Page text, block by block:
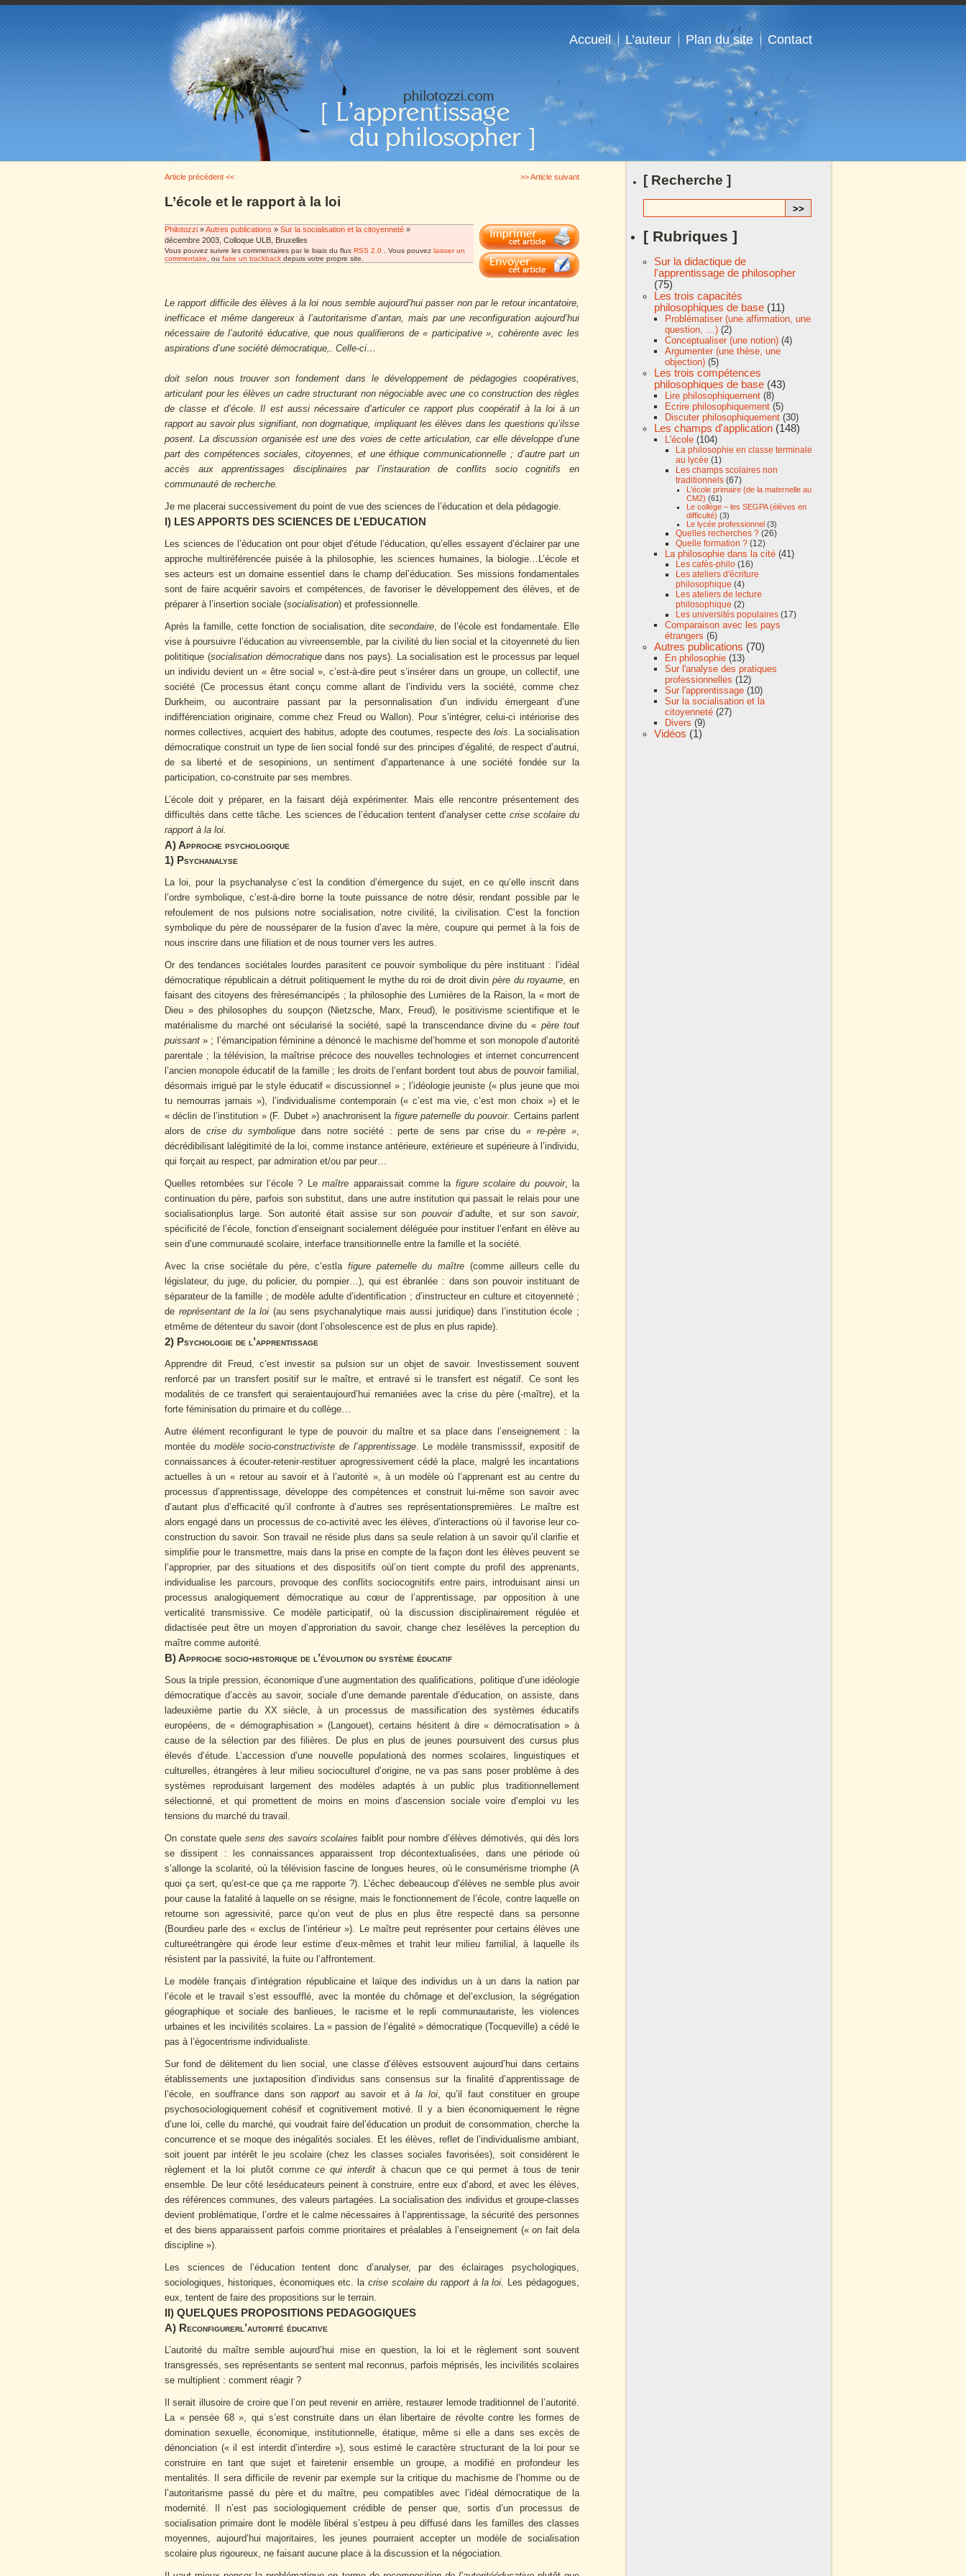
Article précédent << >> Article suivant
L’école et le rapport à la loi
Philotozzi »Autres publications » Sur la socialisation et la citoyenneté »
décembre 2003, Colloque ULB, Bruxelles
Vous pouvez suivre les commentaires par le biais du flux RSS 2.0 . Vous pouvez laisser un
commentaire , ou faire un trackback depuis votre propre site.
Le rapport difficile des élèves à la loi nous semble aujourd’hui passer non par le retour incantatoire,
inefficace et même dangereux à l’autoritarisme d’antan, mais par une reconfiguration aujourd’hui
nécessaire de l’autorité éducative, que nous qualifierons de « participative », cohérente avec les
aspirations d’une société démocratique,. Celle-ci…
doit selon nous trouver son fondement dans le développement de pédagogies coopératives,
articulant pour les élèves un cadre structurant non négociable avec une co construction des règles
de classe et d’école. Il est aussi nécessaire d’articuler ce rapport plus coopératif à la loi à un
rapport au savoir plus signifiant, non dogmatique, impliquant les élèves dans les questions qu’ilsse
posent. La discussion organisée est une des voies de cette articulation, car elle développe d’une
part des compétences sociales, citoyennes, et une éthique communicationnelle ; d’autre part un
accès aux apprentissages disciplinaires par l’instauration de conflits socio cognitifs en
communauté de recherche.
Je me placerai successivement du point de vue des sciences de l’éducation et dela pédagogie.
I) LES APPORTS DES SCIENCES DE L’EDUCATION
Les sciences de l’éducation ont pour objet d’étude l’éducation, qu’elles essayent d’éclairer par une
approche multiréférencée puisée à la philosophie, les sciences humaines, la biologie…L’école et
ses acteurs est un domaine essentiel dans le champ del’éducation. Ses missions fondamentales
sont de faire acquérir savoirs et compétences, de favoriser le développement des élèves, et de
préparer à l’insertion sociale (socialisation) et professionnelle.
Après la famille, cette fonction de socialisation, dite secondaire, de l’école est fondamentale. Elle
vise à poursuivre l’éducation au vivreensemble, par la civilité du lien social et la citoyenneté du lien
polititique (socialisation démocratiquedans nos pays). La socialisation est le processus par lequel
un individu devient un « être social », c’est-à-dire peut s’insérer dans un groupe, un collectif, une
société (Ce processus étant conçu comme allant de l’individu vers la société, comme chez
Durkheim, ou aucontraire passant par la personnalisation d’un individu émergeant d’une
indifférenciation originaire, comme chez Freud ou Wallon). Pour s’intégrer, celui-ci intériorise des
normes collectives, acquiert des habitus, adopte des coutumes, respecte deslois. La socialisation
démocratique construit un type de lien social fondé sur des principes d’égalité, de respect d’autrui,
de sa liberté et de sesopinions, un sentiment d’appartenance à une société fondée sur la
participation, co-construite par ses membres.
L’école doit y préparer, en la faisant déjà expérimenter. Mais elle rencontre présentement des
difficultés dans cette tâche. Les sciences de l’éducation tentent d’analyser cettecrise scolaire du
rapport à la loi.
A) Approche psychologique
1) Psychanalyse
La loi, pour la psychanalyse c’est la condition d’émergence du sujet, en ce qu’elle inscrit dans
l’ordre symbolique, c’est-à-dire borne la toute puissance de notre désir, rendant possible par le
refoulement de nos pulsions notre socialisation, notre civilité, la civilisation. C’est la fonction
symbolique du père de nousséparer de la fusion d’avec la mère, coupure qui permet à la fois de
nous inscrire dans une filiation et de nous tourner vers les autres.
Or des tendances sociétales lourdes parasitent ce pouvoir symbolique du père instituant : l’idéal
démocratique républicain a détruit politiquement le mythe du roi de droit divin père du royaume, en
faisant des citoyens des frèresémancipés ; la philosophie des Lumières de la Raison, la « mort de
Dieu » des philosophes du soupçon (Nietzsche, Marx, Freud), le positivisme scientifique et le
matérialisme du marché ont sécularisé la société, sapé la transcendance divine du « père tout
puissant » ; l’émancipation féminine a dénoncé le machisme del’homme et son monopole d’autorité
parentale ; la télévision, la maîtrise précoce des nouvelles technologies et internet concurrencent
l’ancien monopole éducatif de la famille ; les droits de l’enfant bordent tout abus de pouvoir familial,
désormais irrigué par le style éducatif « discussionnel » ; l’idéologie jeuniste (« plus jeune que moi
tu nemourras jamais »), l’individualisme contemporain (« c’est ma vie, c’est mon choix ») et le
« déclin de l’institution » (F. Dubet ») anachronisent la figure paternelle du pouvoir. Certains parlent
alors de crise du symboliquedans notre société : perte de sens par crise du « re-père »,
décrédibilisant lalégitimité de la loi, comme instance antérieure, extérieure et supérieure à l’individu,
qui forçait au respect, par admiration et/ou par peur…
Quelles retombées sur l’école ? Lemaître apparaissait comme la figure scolaire du pouvoir, la
continuation du père, parfois son substitut, dans une autre institution qui passait le relais pour une
socialisationplus large. Son autorité était assise sur sonpouvoird’adulte, et sur sonsavoir,
spécificité de l’école, fonction d’enseignant socialement déléguée pour instituer l’enfant en élève au
sein d’une communauté scolaire, interface transitionnelle entre la famille et la société.
Avec la crise sociétale du père, c’estla figure paternelle du maître (comme ailleurs celle du
législateur, du juge, du policier, du pompier…), qui est ébranlée : dans son pouvoir instituant de
séparateur de la famille ; de modèle adulte d’identification ; d’instructeur en culture et citoyenneté ;
de représentant de la loi (au sens psychanalytique mais aussi juridique) dans l’institution école ;
etmême de détenteur du savoir (dont l’obsolescence est de plus en plus rapide).
2) Psychologie de l’apprentissage
Apprendre dit Freud, c’est investir sa pulsion sur un objet de savoir. Investissement souvent
renforcé par un transfert positif sur le maître, et entravé si le transfert est négatif. Ce sont les
modalités de ce transfert qui seraientaujourd’hui remaniées avec la crise du père (-maître), et la
forte féminisation du primaire et du collège…
Autre élément reconfigurant le type de pouvoir du maître et sa place dans l’enseignement : la
montée du modèle socio-constructiviste de l’apprentissage. Le modèle transmisssif, expositif de
connaissances à écouter-retenir-restituer aprogressivement cédé la place, malgré les incantations
actuelles à un « retour au savoir et à l’autorité », à un modèle où l’apprenant est au centre du
processus d’apprentissage, développe des compétences et construit lui-même son savoir avec
d’autant plus d’efficacité qu’il confronte à d’autres ses représentationspremières. Le maître est
alors engagé dans un processus de co-activité avec les élèves, d’interactions où il favorise leur co-
construction du savoir. Son travail ne réside plus dans sa seule relation à un savoir qu’il clarifie et
simplifie pour le transmettre, mais dans la prise en compte de la façon dont les élèves peuvent se
l’approprier, par des situations et des dispositifs oùl’on tient compte du profil des apprenants,
individualise les parcours, provoque des conflits sociocognitifs entre pairs, introduisant ainsi un
processus analogiquement démocratique au cœur de l’apprentissage, par opposition à une
verticalité transmissive. Ce modèle participatif, où la discussion disciplinairement régulée et
didactisée peut être un moyen d’approriation du savoir, change chez lesélèves la perception du
maître comme autorité.
B) Approche socio-historique de l’évolution du système éducatif
Sous la triple pression, économique d’une augmentation des qualifications, politique d’une idéologie
démocratique d’accès au savoir, sociale d’une demande parentale d’éducation, on assiste, dans
ladeuxième partie du XX siècle, à un processus de massification des systèmes éducatifs
européens, de « démographisation » (Langouet), certains hésitent à dire « démocratisation » à
cause de la sélection par des filières. De plus en plus de jeunes poursuivent des cursus plus
élevés d’étude. L’accession d’une nouvelle populationà des normes scolaires, linguistiques et
culturelles, étrangères à leur milieu socioculturel d’origine, ne va pas sans poser problème à des
systèmes reproduisant largement des modèles adaptés à un public plus traditionnellement
sélectionné, et qui promettent de moins en moins d’ascension sociale voire d’emploi vu les
tensions du marché du travail.
On constate quelesens des savoirs scolaires faiblit pour nombre d’élèves démotivés, qui dès lors
se dissipent : les connaissances apparaissent trop décontextualisées, dans une période où
s’allonge la scolarité, où la télévision fascine de longues heures, où le consumérisme triomphe (A
quoi ça sert, qu’est-ce que ça me rapporte ?). L’échec debeaucoup d’élèves ne semble plus avoir
pour cause la fatalité à laquelle on se résigne, mais le fonctionnement de l’école, contre laquelle on
retourne son agressivité, parce qu’on veut de plus en plus être respecté dans sa personne
(Bourdieu parle des « exclus de l’intérieur »). Le maître peut représenter pour certains élèves une
cultureétrangère qui érode leur estime d’eux-mêmes et trahit leur milieu familial, à laquelle ils
résistent par la passivité, la fuite ou l’affrontement.
Le modèle français d’intégration républicaine et laïque des individus un à un dans la nation par
l’école et le travail s’est essoufflé, avec la montée du chômage et del’exclusion, la ségrégation
géographique et sociale des banlieues, le racisme et le repli communautariste, les violences
urbaines et les incivilités scolaires. La « passion de l’égalité » démocratique (Tocqueville) a cédé le
pas à l’égocentrisme individualiste.
Sur fond de délitement du lien social, une classe d’élèves estsouvent aujourd’hui dans certains
établissements une juxtaposition d’individus sans consensus sur la finalité d’apprentissage de
l’école, en souffrance dans sonrapport au savoir età la loi, qu’il faut constituer en groupe
psychosociologiquement cohésif et cognitivement motivé. Il y a bien économiquement le règne
d’une loi, celle du marché, qui voudrait faire del’éducation un produit de consommation, cherche la
concurrence et se moque des inégalités sociales. Et les élèves, reflet de l’individualisme ambiant,
soit jouent par intérêt le jeu scolaire (chez les classes sociales favorisées), soit considèrent le
règlement et la loi plutôt comme ce qui interdit à chacun que ce qui permet à tous de tenir
ensemble. De leur côté leséducateurs peinent à construire, entre eux d’abord, et avec les élèves,
des références communes, des valeurs partagées. La socialisation des individus et groupe-classes
devient problématique, l’ordre et le calme nécessaires à l’apprentissage, la sécurité des personnes
et des biens apparaissent parfois comme prioritaires et préalables à l’enseignement (« on fait dela
discipline »).
Les sciences de l’éducation tentent donc d’analyser, par des éclairages psychologiques,
sociologiques, historiques, économiques etc. la crise scolaire du rapport à la loi.
Les pédagogues,
eux, tentent de faire des propositions sur le terrain.
II) QUELQUES PROPOSITIONS PEDAGOGIQUES
A) Reconfigurerl’autorité éducative
L’autorité du maître semble aujourd’hui mise en question, la loi et le règlement sont souvent
transgressés, ses représentants se sentent mal reconnus, parfois méprisés, les incivilités scolaires
se multiplient : comment réagir ?
Il serait illusoire de croire que l’on peut revenir en arrière, restaurer lemode traditionnel de l’autorité.
La « pensée 68 », qui s’est construite dans un élan libertaire de révolte contre les formes de
domination sexuelle, économique, institutionnelle, étatique, même si elle a dans ses excès de
dénonciation (« il est interdit d’interdire »), sous estimé le caractère structurant de la loi pour se
construire en tant que sujet et fairetenir ensemble un groupe, a modifié en profondeur les
mentalités. Il sera difficile de revenir par exemple sur la critique du machisme de l’homme ou de
l’autoritarisme passé du père et du maître, peu compatibles avec l’idéal démocratique de la
modernité. Il n’est pas sociologiquement crédible de penser que, sortis d’un processus de
socialisation primaire dont le modèle libéral s’estpeu à peu diffusé dans les familles des classes
moyennes, aujourd’hui majoritaires, les jeunes pourraient accepter un modèle de socialisation
scolaire plus rigoureux, ne faisant aucune place à la discussion et la négociation.
[ Recherche ]
Accueil L’auteur Plan du site Contact
[ Rubriques ]
Sur la didactique de
l'apprentissage de philosopher
(75)
Les trois capacités
philosophiques de base (11)
Problématiser (une affirmation, une
question, …) (2)
Conceptualiser (une notion) (4)
Argumenter (une thèse, une
objection) (5)
Les trois compétences
philosophiques de base (43)
Lire philosophiquement (8)
Ecrire philosophiquement (5)
Discuter philosophiquement (30)
Les champs d'application (148)
L'école (104)
La philosophie en classe terminale
au lycée (1)
Les champs scolaires non
traditionnels (67)
L'école primaire (de la maternelle au
CM2) (61)
Le collège – les SEGPA (élèves en
difficulté) (3)
Le lycée professionnel (3)
Quelles recherches ? (26)
Quelle formation ? (12)
La philosophie dans la cité (41)
Les cafés-philo (16)
Les ateliers d'écriture
philosophique (4)
Les ateliers de lecture
philosophique (2)
Les universités populaires (17)
Comparaison avec les pays
étrangers (6)
Autres publications (70)
En philosophie (13)
Sur l'analyse des pratiques
professionnelles (12)
Sur l'apprentissage (10)
Sur la socialisation et la
citoyenneté (27)
Divers (9)
Vidéos (1)